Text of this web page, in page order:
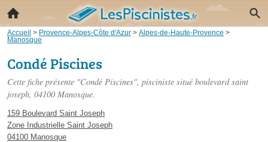
Accueil > Provence-Alpes-Côte d'Azur > Alpes-de-Haute-Provence >
Manosque
Condé Piscines
Cette fiche présente "Condé Piscines", pisciniste situé boulevard saint
joseph, 04100 Manosque.
159 Boulevard Saint Joseph
Zone Industrielle Saint Joseph
04100 Manosque